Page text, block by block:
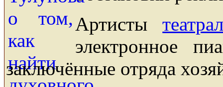
Артисты
электронное
заключённые отряда